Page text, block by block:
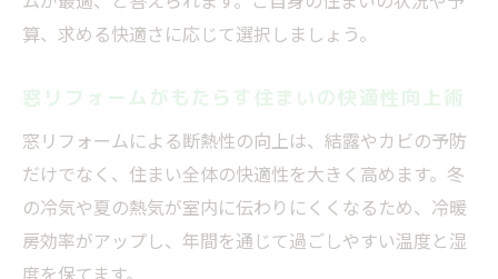
カビや湿気の悩みをリフォームで根本解決
リフォーム選びで快適な住環境を長く実現
結露やカビの再発を防ぐリフォームの秘訣
算、求める快適さに応じて選択しましょう。
窓リフォームがもたらす住まいの快適性向上術
窓リフォームによる断熱性の向上は、結露やカビの予防
だけでなく、住まい全体の快適性を大きく高めます。冬
の冷気や夏の熱気が室内に伝わりにくくなるため、冷暖
房効率がアップし、年間を通じて過ごしやすい温度と湿